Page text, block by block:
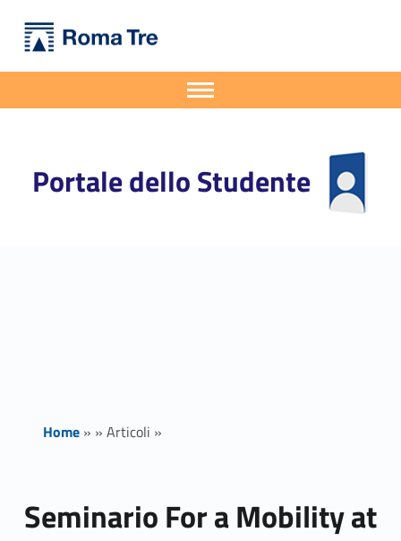
Seminario For a Mobility at different PACE - Portale dello Studente
Portale dello Studente
Apri il menu secondario
Header info sidebar
Home» » Articoli »
Seminario For a Mobility at